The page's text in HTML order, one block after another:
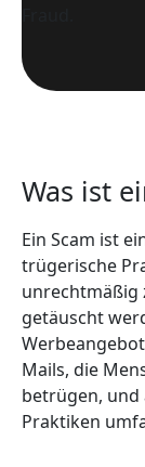
Was ist
Ein Scam ist
trügerische
unrechtmäßig
getäuscht
Mails, die
betrügen, und
Praktiken